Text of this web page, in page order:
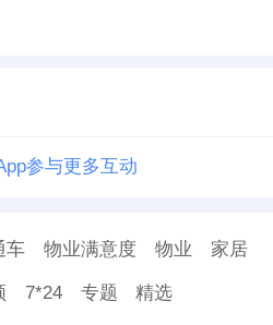
参与更多互动
车 物业满意度 物业 家居
7*24 专题 精选